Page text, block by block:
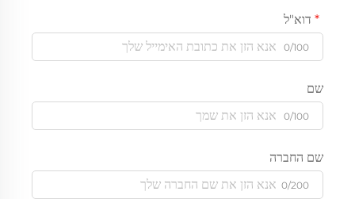
דוא"ל
0/100
שם
0/100
שם החברה
0/200